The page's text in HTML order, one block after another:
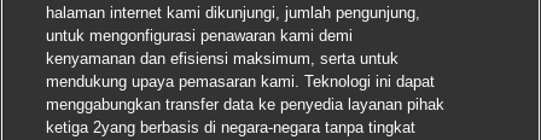
halaman internet kami dikunjungi, jumlah pengunjung,
untuk mengonfigurasi penawaran kami demi
kenyamanan dan efisiensi maksimum, serta untuk
mendukung upaya pemasaran kami. Teknologi ini dapat
menggabungkan transfer data ke penyedia layanan pihak
ketiga 2yang berbasis di negara-negara tanpa tingkat